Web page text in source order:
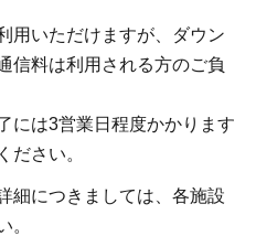
用いただけますが、ダウン
信料は利用される方のご負
には3営業日程度かかります
ださい。
細につきましては、各施設
。